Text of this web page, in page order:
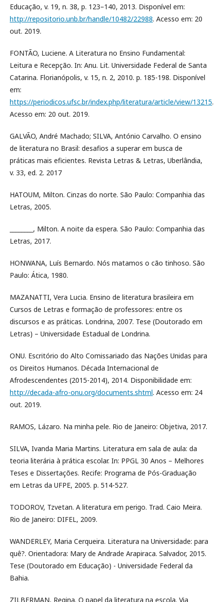
Educação, v. 19, n. 38, p. 123–140, 2013. Disponível em:
http://repositorio.unb.br/handle/10482/22988. Acesso em: 20
out. 2019.
FONTÃO, Luciene. A Literatura no Ensino Fundamental:
Leitura e Recepção. In: Anu. Lit. Universidade Federal de Santa
Catarina. Florianópolis, v. 15, n. 2, 2010. p. 185-198. Disponível
em:
https://periodicos.ufsc.br/index.php/literatura/article/view/13215.
Acesso em: 20 out. 2019.
GALVÃO, André Machado; SILVA, António Carvalho. O ensino
de literatura no Brasil: desafios a superar em busca de
práticas mais eficientes. Revista Letras & Letras, Uberlândia,
v. 33, ed. 2. 2017
HATOUM, Milton. Cinzas do norte. São Paulo: Companhia das
Letras, 2005.
________, Milton. A noite da espera. São Paulo: Companhia das
Letras, 2017.
HONWANA, Luís Bernardo. Nós matamos o cão tinhoso. São
Paulo: Ática, 1980.
MAZANATTI, Vera Lucia. Ensino de literatura brasileira em
Cursos de Letras e formação de professores: entre os
discursos e as práticas. Londrina, 2007. Tese (Doutorado em
Letras) – Universidade Estadual de Londrina.
ONU. Escritório do Alto Comissariado das Nações Unidas para
os Direitos Humanos. Década Internacional de
Afrodescendentes (2015-2014), 2014. Disponibilidade em:
http://decada-afro-onu.org/documents.shtml. Acesso em: 24
out. 2019.
RAMOS, Lázaro. Na minha pele. Rio de Janeiro: Objetiva, 2017.
SILVA, Ivanda Maria Martins. Literatura em sala de aula: da
teoria literária à prática escolar. In: PPGL 30 Anos – Melhores
Teses e Dissertações. Recife: Programa de Pós-Graduação
em Letras da UFPE, 2005. p. 514-527.
TODOROV, Tzvetan. A literatura em perigo. Trad. Caio Meira.
Rio de Janeiro: DIFEL, 2009.
WANDERLEY, Maria Cerqueira. Literatura na Universidade: para
quê?. Orientadora: Mary de Andrade Arapiraca. Salvador, 2015.
Tese (Doutorado em Educação) - Universidade Federal da
Bahia.
ZILBERMAN, Regina. O papel da literatura na escola. Via